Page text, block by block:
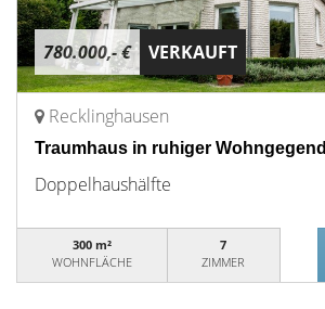
780.000,- € VERKAUFT
Recklinghausen
Traumhaus in ruhiger Wohngegend
Doppelhaushälfte
300 m²
WOHNFLÄCHE
7
ZIMMER